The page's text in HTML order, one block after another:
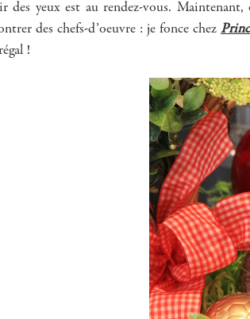
des yeux est au rendez-vous.
des chefs-d’oeuvre : je fonce chez
!